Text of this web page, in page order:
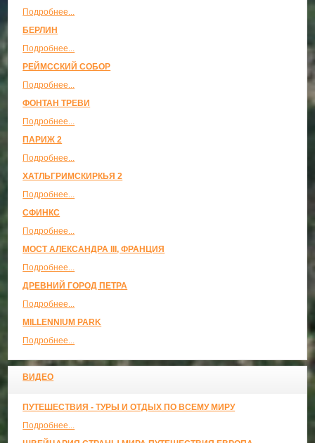
Подробнее...
БЕРЛИН
Подробнее...
РЕЙМССКИЙ СОБОР
Подробнее...
ФОНТАН ТРЕВИ
Подробнее...
ПАРИЖ 2
Подробнее...
ХАТЛЬГРИМСКИРКЬЯ 2
Подробнее...
СФИНКС
Подробнее...
МОСТ АЛЕКСАНДРА III, ФРАНЦИЯ
Подробнее...
ДРЕВНИЙ ГОРОД ПЕТРА
Подробнее...
MILLENNIUM PARK
Подробнее...
ВИДЕО
ПУТЕШЕСТВИЯ - ТУРЫ И ОТДЫХ ПО ВСЕМУ МИРУ
Подробнее...